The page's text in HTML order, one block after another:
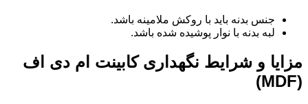
جنس بدنه باید با روکش ملامینه باشد.
لبه بدنه با نوار پوشیده شده باشد.
مزایا و شرایط نگهداری کابینت ام دی اف
(MDF)